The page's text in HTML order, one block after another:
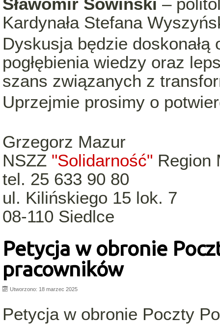
Kardynała Stefana
Dyskusja będzie
pogłębienia wiedzy oraz
szans związanych z
Uprzejmie prosimy o
Grzegorz Mazur
NSZZ "Solidarność" Region
tel. 25 633 90 80
ul. Kilińskiego 15 lok. 7
08-110 Siedlce
Petycja w obronie
pracowników
Utworzono: 18 marzec 2025
Petycja w obronie Poczty